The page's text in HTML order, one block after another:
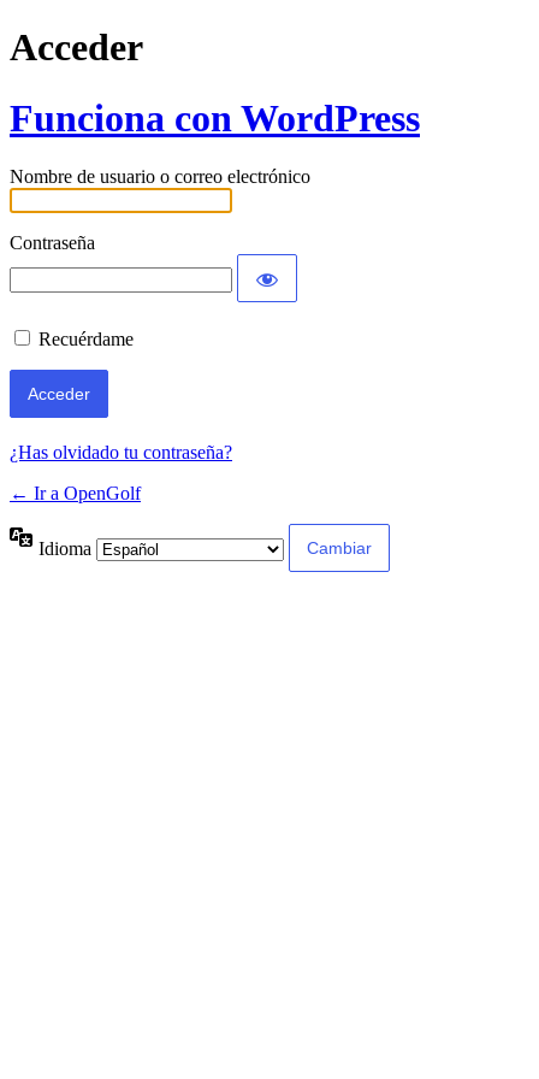
Acceder
Funciona con WordPress
Nombre de usuario o correo electrónico
Contraseña
Recuérdame
¿Has olvidado tu contraseña?
← Ir a OpenGolf
Idioma